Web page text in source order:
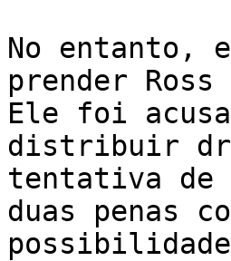
No entanto,
prender
Ele foi
distribuir
tentativa de
duas penas